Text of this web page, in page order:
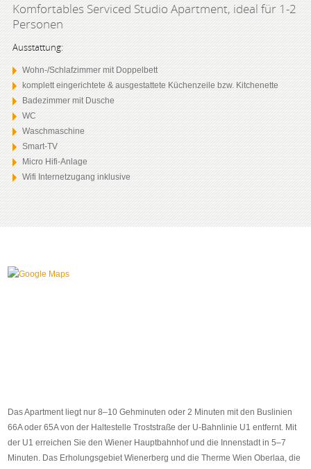
Komfortables Serviced Studio Apartment, ideal für 1-2
Personen
Ausstattung:
Wohn-/Schlafzimmer mit Doppelbett
komplett eingerichtete & ausgestattete Küchenzeile bzw. Kitchenette
Badezimmer mit Dusche
WC
Waschmaschine
Smart-TV
Micro Hifi-Anlage
Wifi Internetzugang inklusive
Das Apartment liegt nur 8–10 Gehminuten oder 2 Minuten mit den Buslinien
66A oder 65A von der Haltestelle Troststraße der U-Bahnlinie U1 entfernt. Mit
der U1 erreichen Sie den Wiener Hauptbahnhof und die Innenstadt in 5–7
Minuten. Das Erholungsgebiet Wienerberg und die Therme Wien Oberlaa, die